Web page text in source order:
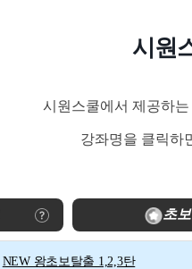
시원
시원스쿨에서 제공하
강좌명을 클릭하
초보
NEW 왕초보탈출 1,2,3탄